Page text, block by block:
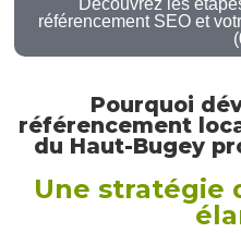
référencement SEO et
Pourquoi
référencement
du Haut-Bugey
Une stratégie